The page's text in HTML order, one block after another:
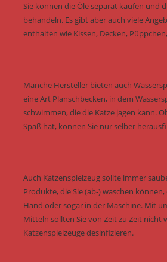
Sie können die Öle separat kaufen und
behandeln. Es gibt aber auch viele
enthalten wie Kissen, Decken,
Manche Hersteller bieten auch
eine Art Planschbecken, in dem
schwimmen, die die Katze jagen kann.
Spaß hat, können Sie nur selber
Auch Katzenspielzeug sollte immer
Produkte, die Sie (ab-) waschen
Hand oder sogar in der Maschine. Mit
Mitteln sollten Sie von Zeit zu Zeit nicht
Katzenspielzeuge desinfizieren.